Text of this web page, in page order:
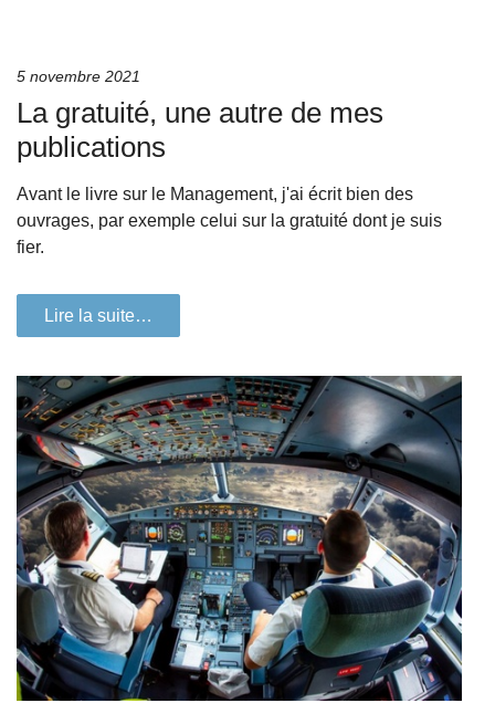
5 novembre 2021
La gratuité, une autre de mes
publications
Avant le livre sur le Management, j'ai écrit bien des
ouvrages, par exemple celui sur la gratuité dont je suis
fier.
Lire la suite…